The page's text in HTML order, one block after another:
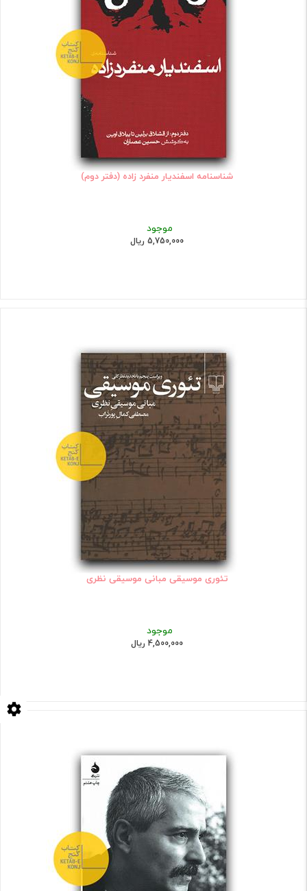
شناسنامه اسفندیار منفرد زاده (دفتر دوم)
موجود
5,750,000 ریال
تئوری موسیقی مبانی موسیقی نظری
موجود
4,500,000 ریال